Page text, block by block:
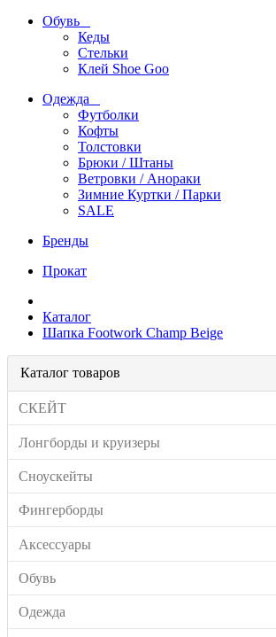
Обувь
Кеды
Стельки
Клей Shoe Goo
Одежда
Футболки
Кофты
Толстовки
Брюки / Штаны
Ветровки / Анораки
Зимние Куртки / Парки
SALE
Бренды
Прокат
Каталог
Шапка Footwork Champ Beige
Каталог товаров
СКЕЙТ
Лонгборды и круизеры
Сноускейты
Фингерборды
Аксессуары
Обувь
Одежда